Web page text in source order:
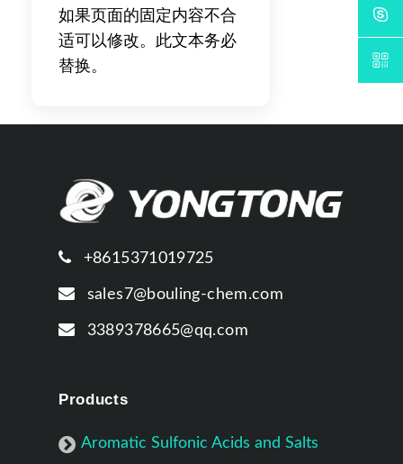
如果页面的固定内容不合
适可以修改。此文本务必
替换。
+8615371019725
sales7@bouling-chem.com
3389378665@qq.com
Products
Aromatic Sulfonic Acids and Salts